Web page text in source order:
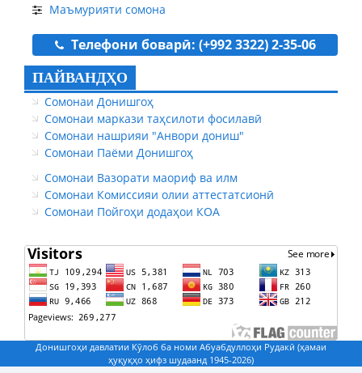
Маъмурияти сомона
Телефони боварӣ: (+992 3322) 2-35-06
ПАЙВАНДҲО
Сомонаи Донишгоҳ
Сомонаи маркази таҳсилоти фосилавӣ
Сомонаи нашрияи "Анвори дониш"
Сомонаи Паёми Донишгоҳ
Сомонаи Вазорати маориф ва илм
Сомонаи Комиссияи олии аттестатсионӣ
Сомонаи Пойгоҳи додаҳои КОА
Донишгоҳи давлатии Кӯлоб ба номи Абуабдуллоҳи Рудакӣ (ҳамаи
ҳуқуқҳо ҳифз шудаанд 1945-2026)